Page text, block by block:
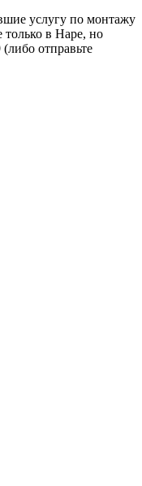
услугу по монтажу
в Наре, но
отправьте